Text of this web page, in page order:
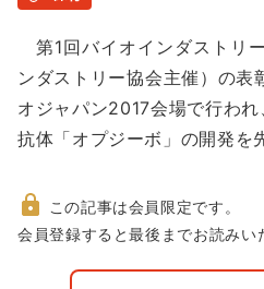
に
動
第1回バイオインダストリ
ンダストリー協会主催）の表
オジャパン2017会場で行わ
抗体「オプジーボ」の開発を
非
この記事は会員限定です。
会員登録すると最後までお読みい